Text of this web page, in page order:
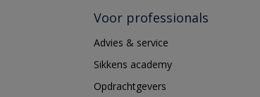
Voor professionals
Advies & service
Sikkens academy
Opdrachtgevers